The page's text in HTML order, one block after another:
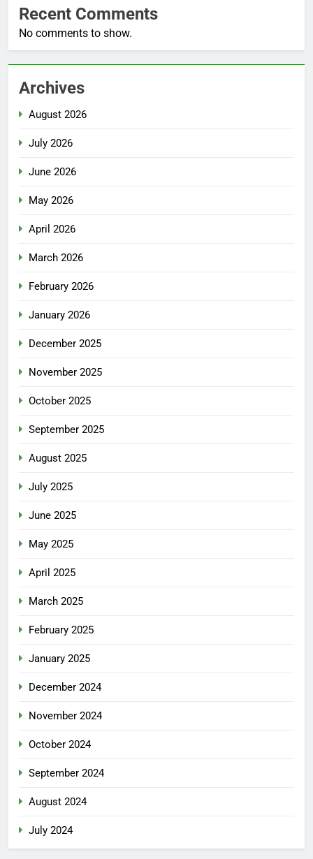
Recent Comments
No comments to show.
Archives
August 2026
July 2026
June 2026
May 2026
April 2026
March 2026
February 2026
January 2026
December 2025
November 2025
October 2025
September 2025
August 2025
July 2025
June 2025
May 2025
April 2025
March 2025
February 2025
January 2025
December 2024
November 2024
October 2024
September 2024
August 2024
July 2024